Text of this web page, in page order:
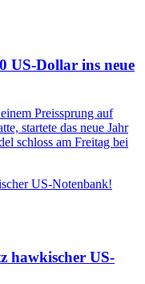
US-Dollar ins neue
Preissprung auf
startete das neue Jahr
schloss am Freitag bei
hawkischer US-